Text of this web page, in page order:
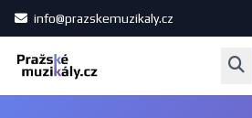
info@prazskemuzikaly.cz